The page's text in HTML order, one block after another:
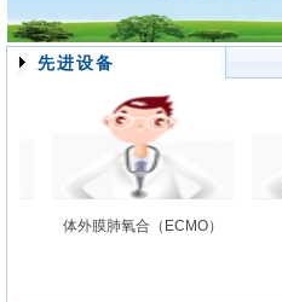
病的诊断与治疗,髋、
性关节炎及骨质疏松
2002年获新余市科技
专家，并聘为新余市
毕业之后，一直从事
床医疗、教学和科研
是对颅脑外伤、高血
颅内肿瘤、脊髓肿瘤
疾病具有更深的造诣
内各级学术刊物上共
余篇。
杨志浩主任医师
杨志浩,新钢中心医院
屈光手术专业,江西省
合眼科专业委员会委
五官科专业委员会委
事眼科临床诊疗工作,
的眼科专业理论知识
床工作经验,擅长眼科
俞星副主任医师
俞星，新钢中心医院
先进设备
体外膜肺氧合（ECMO）